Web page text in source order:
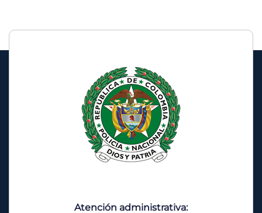
Atención administrativa: